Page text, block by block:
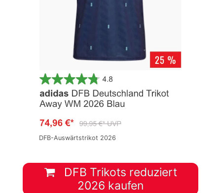
DFB-Auswärtstrikot 2026
DFB Trikots reduziert
2026 kaufen